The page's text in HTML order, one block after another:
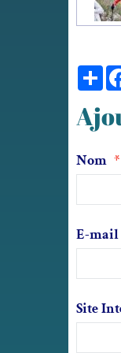
Nom
E-mail
Site